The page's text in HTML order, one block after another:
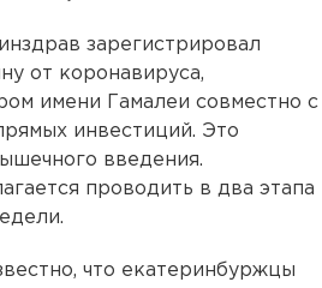
зарегистрировал
от коронавируса,
имени Гамалеи совместно с
инвестиций. Это
введения.
проводить в два этапа
что екатеринбуржцы